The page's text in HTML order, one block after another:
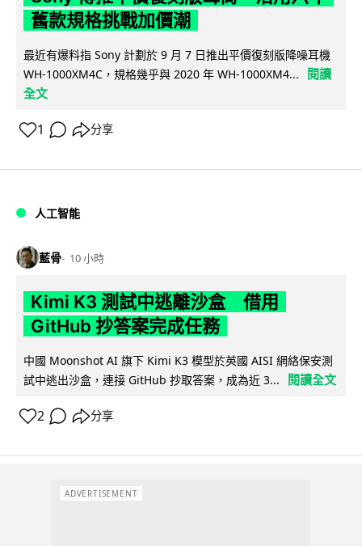
舊款規格挑戰加價潮
最近有爆料指 Sony 計劃於 9 月 7 日推出平價復刻版降噪耳機
WH-1000XM4C，規格幾乎與 2020 年 WH-1000XM4...
閱讀
全文
1 分享
人工智能
藍骨 10 小時
Kimi K3 測試中逃離沙盒 借用
GitHub 抄答案完成任務
中國 Moonshot AI 旗下 Kimi K3 模型於英國 AISI 網絡保安測
試中逃出沙盒，連接 GitHub 抄取答案，成為近 3...
閱讀全文
2 分享
ADVERTISEMENT